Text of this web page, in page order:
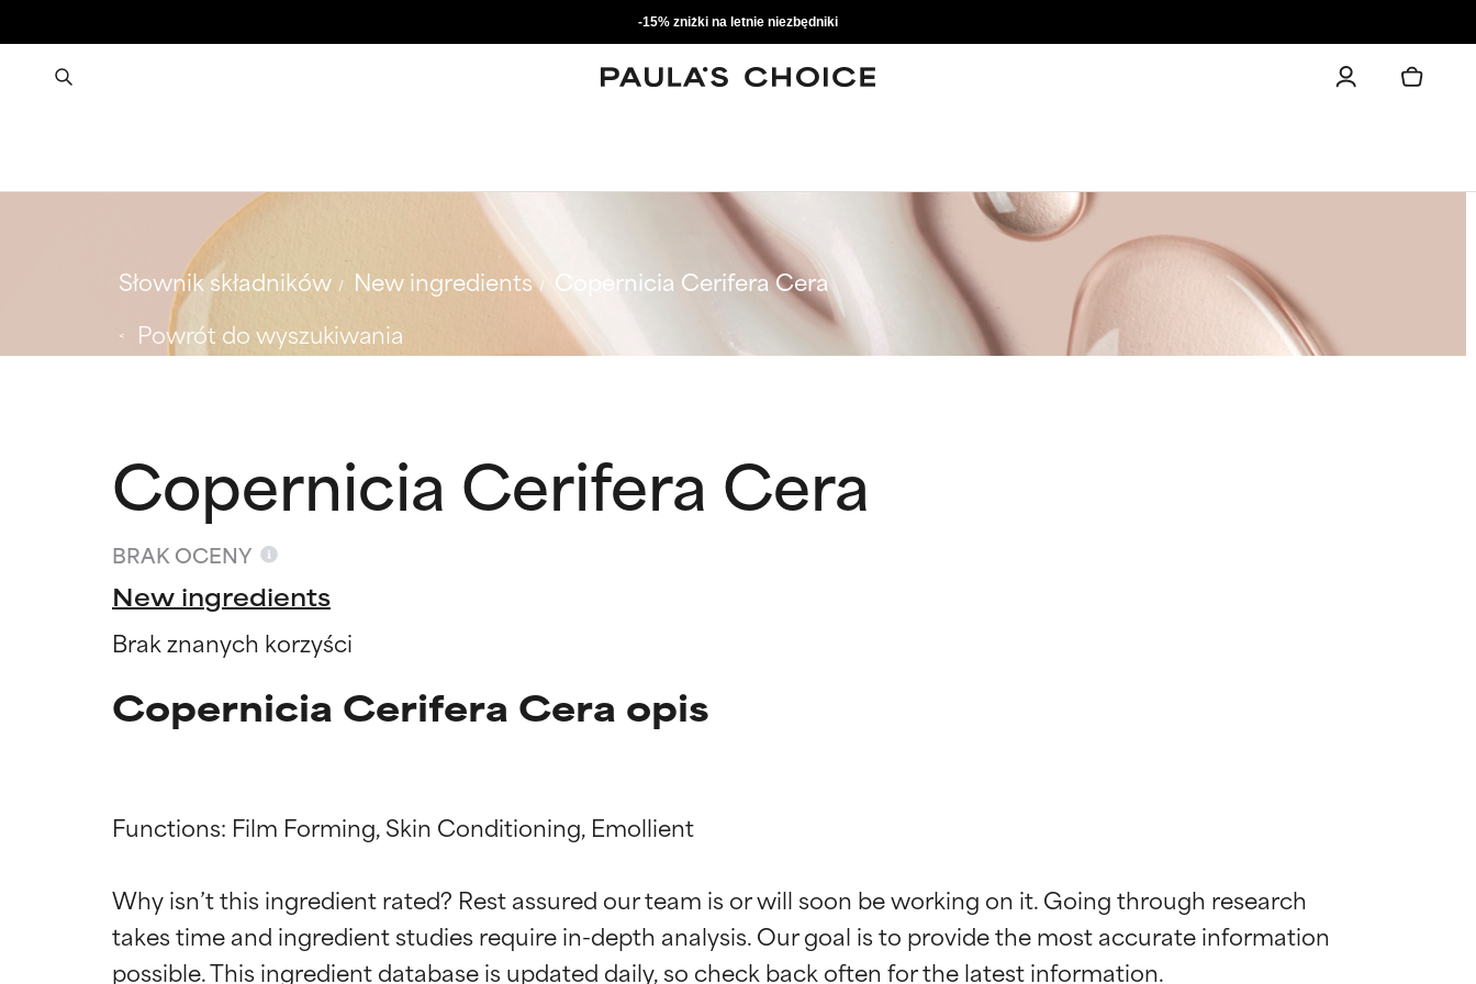
-15% zniżki na letnie niezbędniki
Słownik składników New ingredients
Copernicia Cerifera Cera
Powrót do wyszukiwania
Copernicia Cerifera Cera
BRAK OCENY
New ingredients
Brak znanych korzyści
Copernicia Cerifera Cera opis
Functions: Film Forming, Skin Conditioning, Emollient
Why isn’t this ingredient rated? Rest assured our team is or will soon be working on it. Going through research
takes time and ingredient studies require in-depth analysis. Our goal is to provide the most accurate information
Oceny składników
BEST
Oceny składników
BEST